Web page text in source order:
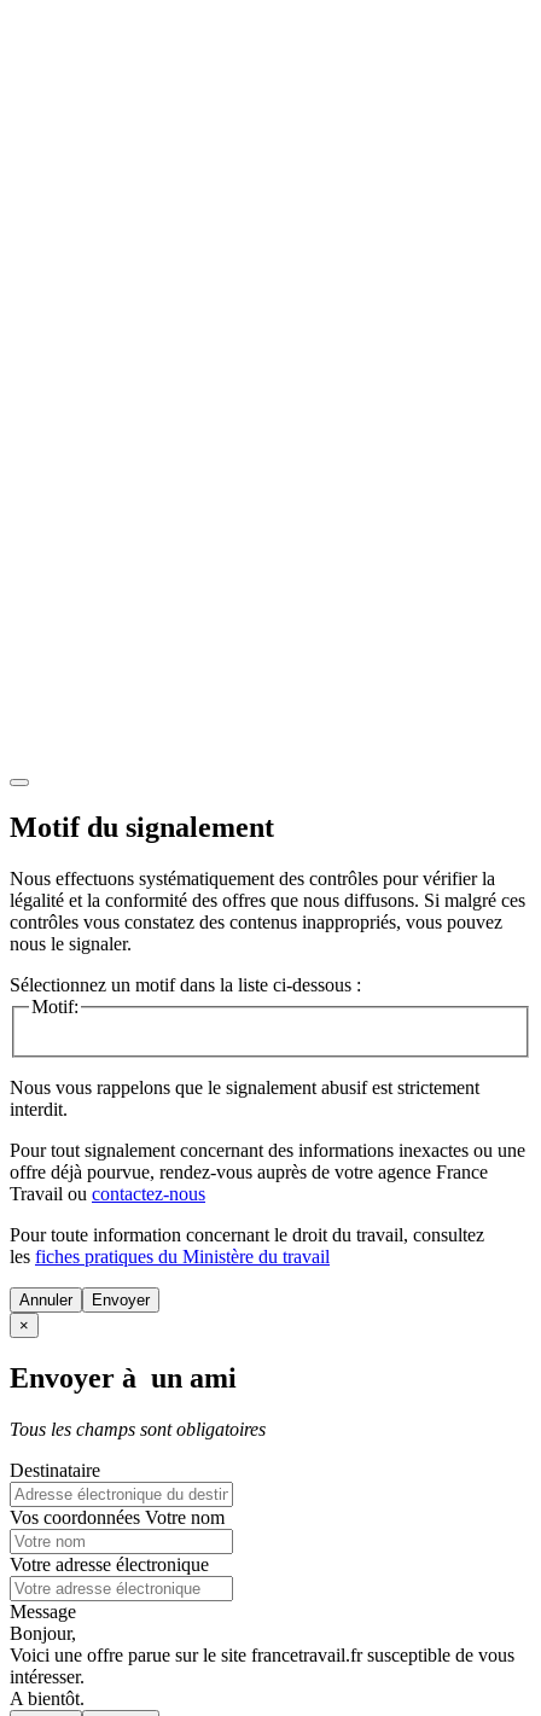
Motif du signalement
Nous effectuons systématiquement des contrôles pour vérifier la
légalité et la conformité des offres que nous diffusons. Si malgré ces
contrôles vous constatez des contenus inappropriés, vous pouvez
nous le signaler.
Sélectionnez un motif dans la liste ci-dessous :
Motif:
Nous vous rappelons que le signalement abusif est strictement
interdit.
Pour tout signalement concernant des informations inexactes ou une
offre déjà pourvue, rendez-vous auprès de votre agence France
Travail ou contactez-nous
Pour toute information concernant le droit du travail, consultez
les fiches pratiques du Ministère du travail
Annuler
×
Envoyer à un ami
Tous les champs sont obligatoires
Destinataire
Vos coordonnées Votre nom
Votre adresse électronique
Message
Bonjour,
Voici une offre parue sur le site francetravail.fr susceptible de vous
intéresser.
A bientôt.